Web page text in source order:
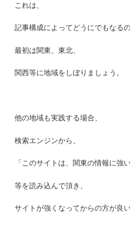
これは、
記事構成によってどうにでもなるの
最初は関東、東北、
関西等に地域をしぼりましょう。
他の地域も実践する場合、
検索エンジンから、
「このサイトは、関東の情報に強い
等を読み込んで頂き、
サイトが強くなってからの方が良い